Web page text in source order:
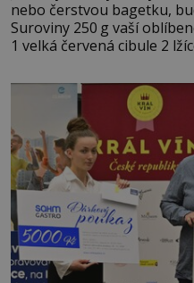
nebo čerstvou bagetku,
Suroviny 250 g vaší oblíbené čočky 150 g cherry rajčátek
1 velká červená cibule 2